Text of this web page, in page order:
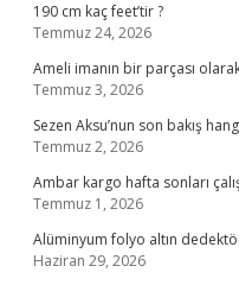
190 cm kaç feet’tir ?
Temmuz 24, 2026
Ameli imanın bir parçası
Temmuz 3, 2026
Sezen Aksu’nun son bakış
Temmuz 2, 2026
Ambar kargo hafta sonları
Temmuz 1, 2026
Alüminyum folyo altın
Haziran 29, 2026